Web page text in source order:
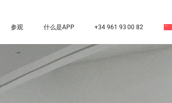
参观 什么是APP +34 961 93 00 82